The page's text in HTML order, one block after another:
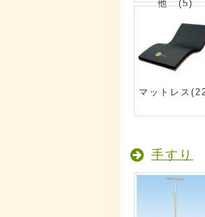
他(5)
マットレス
手すり